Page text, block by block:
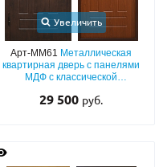
Увеличить
Арт-ММ61 Металлическая
квартирная дверь с панелями
МДФ с классической
29 500 руб.